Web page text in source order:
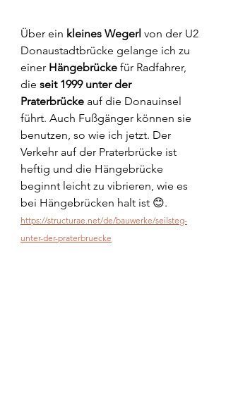
Über ein kleines Wegerl von der U2
Donaustadtbrücke gelange ich zu
einer Hängebrücke für Radfahrer,
die seit 1999 unter der
Praterbrücke auf die Donauinsel
führt. Auch Fußgänger können sie
benutzen, so wie ich jetzt. Der
Verkehr auf der Praterbrücke ist
heftig und die Hängebrücke
beginnt leicht zu vibrieren, wie es
bei Hängebrücken halt ist 😊.
https://structurae.net/de/bauwerke/seilsteg-
unter-der-praterbruecke